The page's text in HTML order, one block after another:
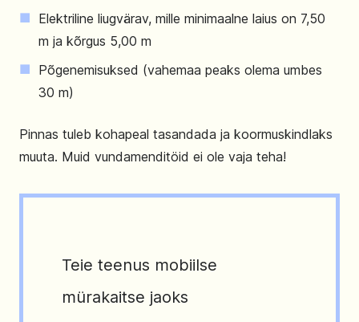
Elektriline liugvärav, mille minimaalne laius on 7,50
m ja kõrgus 5,00 m
Põgenemisuksed (vahemaa peaks olema umbes
30 m)
Pinnas tuleb kohapeal tasandada ja koormuskindlaks
muuta. Muid vundamenditöid ei ole vaja teha!
Teie teenus mobiilse
mürakaitse jaoks